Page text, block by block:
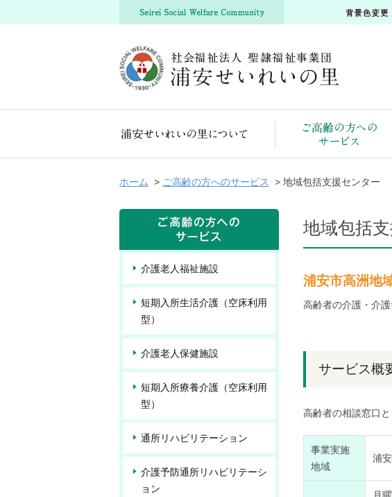
ホーム > ご高齢の方へのサービス > 地域包括支援センター
地域包括
浦安市高洲地
高齢者の介護・介
サービス概
高齢者の相談窓口
事業実施
地域
浦
介護老人福祉施設
短期入所生活介護（空床利用
型）
介護老人保健施設
短期入所療養介護（空床利用
型）
通所リハビリテーション
介護予防通所リハビリテーシ
ョン